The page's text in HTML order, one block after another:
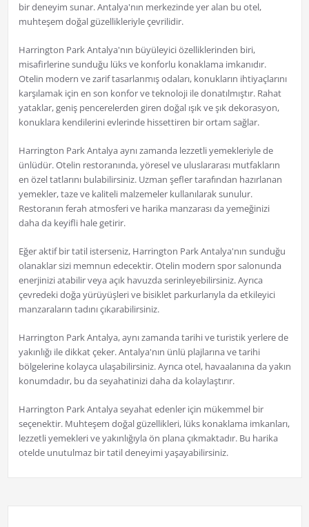
bir deneyim sunar. Antalya'nın merkezinde yer alan bu otel,
muhteşem doğal güzellikleriyle çevrilidir.
Harrington Park Antalya'nın büyüleyici özelliklerinden biri,
misafirlerine sunduğu lüks ve konforlu konaklama imkanıdır.
Otelin modern ve zarif tasarlanmış odaları, konukların ihtiyaçlarını
karşılamak için en son konfor ve teknoloji ile donatılmıştır. Rahat
yataklar, geniş pencerelerden giren doğal ışık ve şık dekorasyon,
konuklara kendilerini evlerinde hissettiren bir ortam sağlar.
Harrington Park Antalya aynı zamanda lezzetli yemekleriyle de
ünlüdür. Otelin restoranında, yöresel ve uluslararası mutfakların
en özel tatlarını bulabilirsiniz. Uzman şefler tarafından hazırlanan
yemekler, taze ve kaliteli malzemeler kullanılarak sunulur.
Restoranın ferah atmosferi ve harika manzarası da yemeğinizi
daha da keyifli hale getirir.
Eğer aktif bir tatil isterseniz, Harrington Park Antalya'nın sunduğu
olanaklar sizi memnun edecektir. Otelin modern spor salonunda
enerjinizi atabilir veya açık havuzda serinleyebilirsiniz. Ayrıca
çevredeki doğa yürüyüşleri ve bisiklet parkurlarıyla da etkileyici
manzaraların tadını çıkarabilirsiniz.
Harrington Park Antalya, aynı zamanda tarihi ve turistik yerlere de
yakınlığı ile dikkat çeker. Antalya'nın ünlü plajlarına ve tarihi
bölgelerine kolayca ulaşabilirsiniz. Ayrıca otel, havaalanına da yakın
konumdadır, bu da seyahatinizi daha da kolaylaştırır.
Harrington Park Antalya seyahat edenler için mükemmel bir
seçenektir. Muhteşem doğal güzellikleri, lüks konaklama imkanları,
lezzetli yemekleri ve yakınlığıyla ön plana çıkmaktadır. Bu harika
otelde unutulmaz bir tatil deneyimi yaşayabilirsiniz.